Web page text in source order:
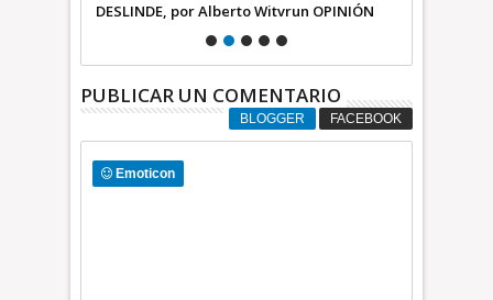
OPINIÓN
uñas * DESLINDE, por Alberto Witvrun
OPINIÓN
PUBLICAR UN COMENTARIO
BLOGGER FACEBOOK
Emoticon